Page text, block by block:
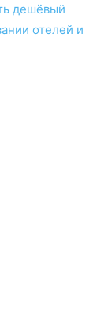
дешёвый
отелей и